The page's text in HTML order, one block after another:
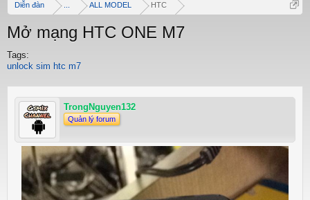
Diễn đàn ALL MODEL HTC
Mở mạng HTC ONE M7
Tags:
unlock sim htc m7
TrongNguyen132
Quản lý forum